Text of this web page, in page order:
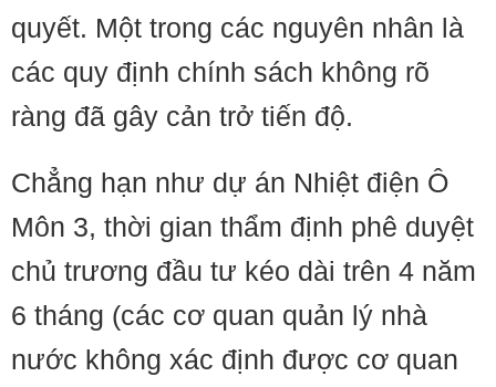
quyết. Một trong các nguyên nhân là
các quy định chính sách không rõ
ràng đã gây cản trở tiến độ.
Chẳng hạn như dự án Nhiệt điện Ô
Môn 3, thời gian thẩm định phê duyệt
chủ trương đầu tư kéo dài trên 4 năm
6 tháng (các cơ quan quản lý nhà
nước không xác định được cơ quan